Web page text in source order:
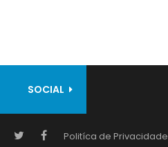
SOCIAL
Politíca de Privacidade